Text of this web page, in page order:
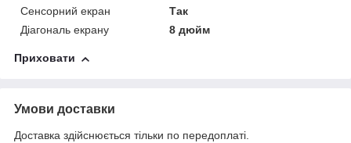
Сенсорний екран
Так
Діагональ екрану
8 дюйм
Приховати
Умови доставки
Доставка здійснюється тільки по передоплаті.